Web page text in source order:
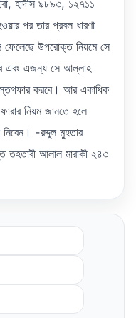
হাদীস ৯৮৯৩, ১২৭১১
পর তার প্রবল ধারণা
ফেলেছে উপরোক্ত নিয়মে সে
এবং এজন্য সে আল্লাহ
করবে। আর একাধিক
নিয়ম জানতে হলে
-রদ্দুল মুহতার
তহতাবী আলাল মারাকী ২৪৩